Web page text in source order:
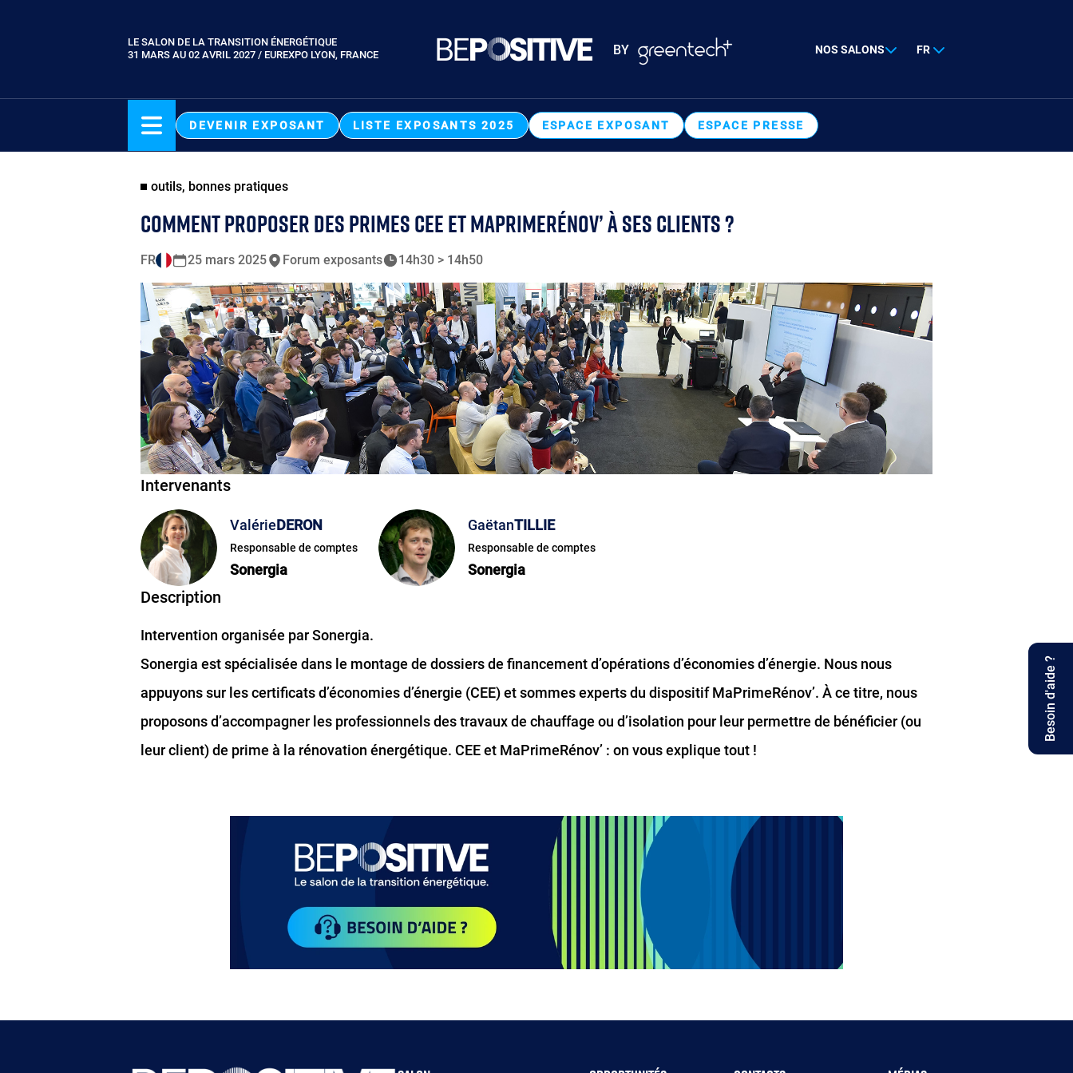
Paragraphes
LE SALON DE LA TRANSITION ÉNERGÉTIQUE
31 MARS AU 02 AVRIL 2027 / EUREXPO LYON, FRANCE
Paragraphes
BY NOS SALONS FR
DEVENIR EXPOSANT LISTE EXPOSANTS 2025 ESPACE EXPOSANT ESPACE PRESSE
outils, bonnes pratiques
COMMENT PROPOSER DES PRIMES CEE ET MAPRIMERÉNOV’ À SES CLIENTS ?
FR 25 mars 2025 Forum exposants 14h30 > 14h50
Intervenants
ValérieDERON
Responsable de comptes
Sonergia
GaëtanTILLIE
Responsable de comptes
Sonergia
Description
Intervention organisée par Sonergia.
Sonergia est spécialisée dans le montage de dossiers de financement d’opérations d’économies d’énergie. Nous nous
appuyons sur les certificats d’économies d’énergie (CEE) et sommes experts du dispositif MaPrimeRénov’. À ce titre, nous
proposons d’accompagner les professionnels des travaux de chauffage ou d’isolation pour leur permettre de bénéficier (ou
leur client) de prime à la rénovation énergétique. CEE et MaPrimeRénov’ : on vous explique tout !
Besoin d'aide ?